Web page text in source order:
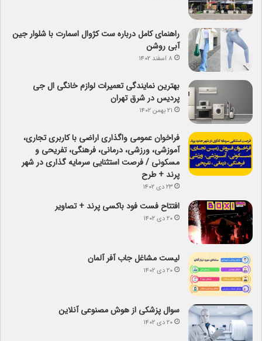
راهنمای کامل درباره ست کژوال اسمارت با شلوار جین
آبی روشن
۸ اسفند ۱۴۰۲
بهترین نمایندگی تعمیرات لوازم خانگی ال جی
پردیس در شرق تهران
۲۱ بهمن ۱۴۰۲
فراخوان عمومی واگذاری اراضی با کاربری تجاری،
آموزشی، ورزشی، درمانی، فرهنگی، تفریحی و
مسکونی / فرصت استثنایی سرمایه گذاری در شهر
پرند + طرح
۲۳ دی ۱۴۰۲
افتتاح فست فود باکسی پرند + تصاویر
۲۰ دی ۱۴۰۲
لیست مشاغل جاب آفر آلمان
۲۰ دی ۱۴۰۲
سوال پزشکی از هوش مصنوعی آنلاین
۲۰ دی ۱۴۰۲